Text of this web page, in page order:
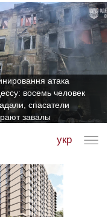
атака
восемь человек
спасатели
завалы
укр